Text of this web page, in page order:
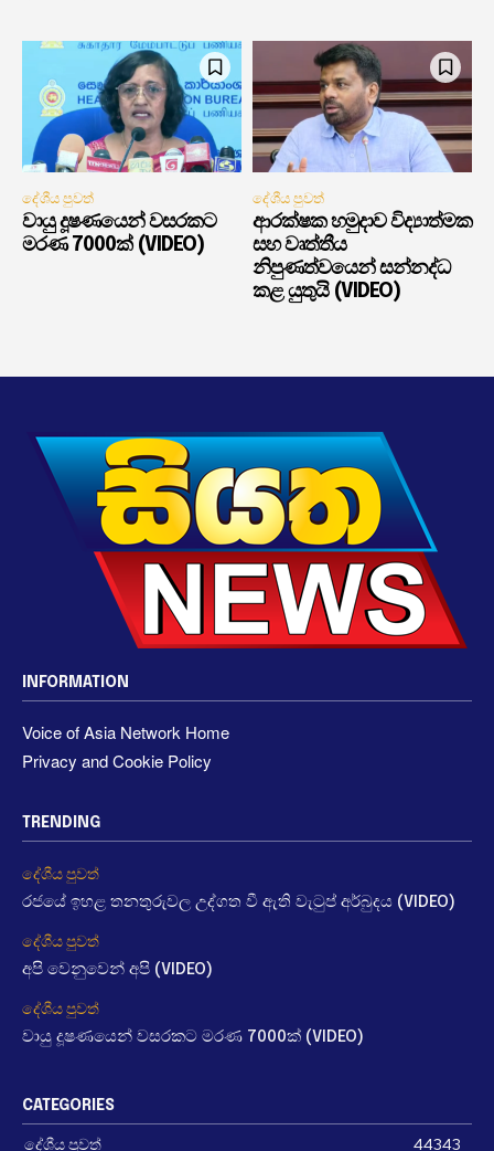
දේශීය පුවත්
වායු දූෂණයෙන් වසරකට
මරණ 7000ක් (VIDEO)
දේශීය පුවත්
ආරක්ෂක හමුදාව විද්‍යාත්මක
සහ වෘත්තීය
නිපුණත්වයෙන් සන්නද්ධ
කළ යුතුයි (VIDEO)
INFORMATION
Voice of Asia Network Home
Privacy and Cookie Policy
TRENDING
දේශීය පුවත්
රජයේ ඉහළ තනතුරුවල උද්ගත වී ඇති වැටුප් අර්බුදය (VIDEO)
දේශීය පුවත්
අපි වෙනුවෙන් අපි (VIDEO)
දේශීය පුවත්
වායු දූෂණයෙන් වසරකට මරණ 7000ක් (VIDEO)
CATEGORIES
දේශීය පුවත් 44343